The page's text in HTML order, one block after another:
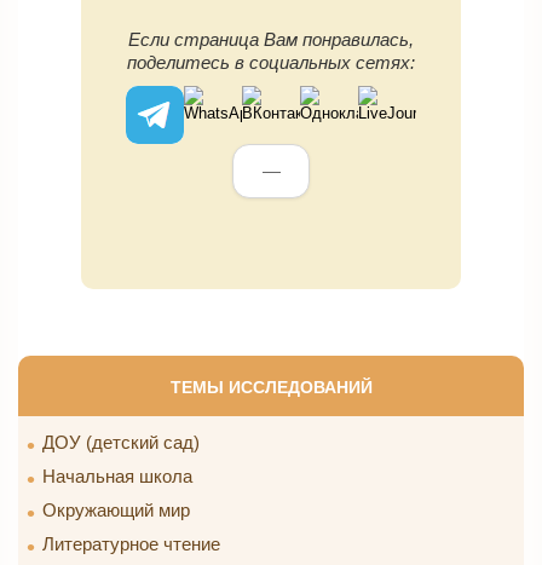
ТЕМЫ ИССЛЕДОВАНИЙ
ДОУ (детский сад)
Начальная школа
Окружающий мир
Литературное чтение
Если страница Вам понравилась,
поделитесь в социальных сетях:
—